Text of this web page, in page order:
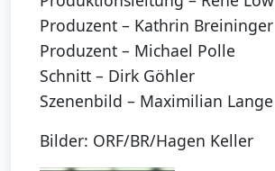
Produzent – Kathrin Breininger
Produzent – Michael Polle
Schnitt – Dirk Göhler
Szenenbild – Maximilian Lange
Bilder: ORF/BR/Hagen Keller